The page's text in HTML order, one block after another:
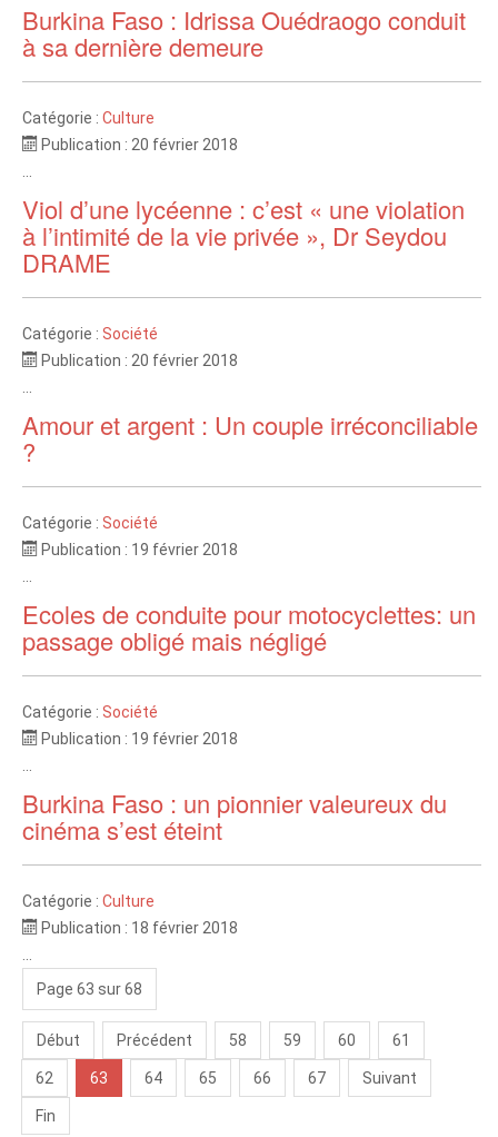
Burkina Faso : Idrissa Ouédraogo conduit
à sa dernière demeure
Catégorie : Culture
Publication : 20 février 2018
Viol d’une lycéenne : c’est « une violation
à l’intimité de la vie privée », Dr Seydou
DRAME
Catégorie : Société
Publication : 20 février 2018
Amour et argent : Un couple irréconciliable
?
Catégorie : Société
Publication : 19 février 2018
Ecoles de conduite pour motocyclettes: un
passage obligé mais négligé
Catégorie : Société
Publication : 19 février 2018
Burkina Faso : un pionnier valeureux du
cinéma s’est éteint
Catégorie : Culture
Publication : 18 février 2018
Page 63 sur 68
Début Précédent 58 59 60 61
62 63 64 65 66 67 Suivant
Fin